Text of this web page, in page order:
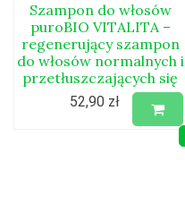
Szampon do włosów
puroBIO VITALITA –
regenerujący szampon
do włosów normalnych i
przetłuszczających się
52,90 zł